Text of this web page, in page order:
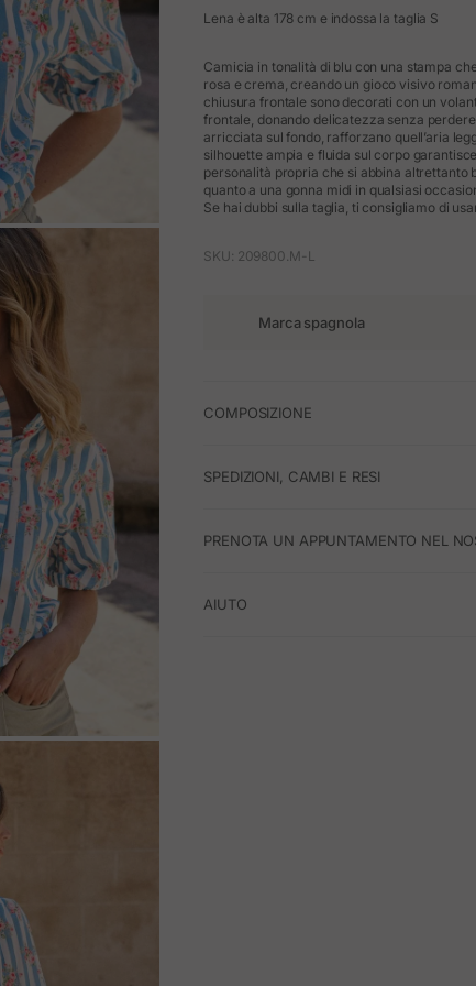
Lena è alta 178 cm e indossa la taglia S
Camicia in tonalità di blu con una stampa
rosa e crema, creando un gioco visivo
chiusura frontale sono decorati con un
frontale, donando delicatezza senza
arricciata sul fondo, rafforzano quell’aria
silhouette ampia e fluida sul corpo
personalità propria che si abbina altrettanto
quanto a una gonna midi in qualsiasi
Se hai dubbi sulla taglia, ti consigliamo di
SKU: 209800.M-L
Marca spagnola
COMPOSIZIONE
SPEDIZIONI, CAMBI E RESI
PRENOTA UN APPUNTAMENTO NEL
AIUTO